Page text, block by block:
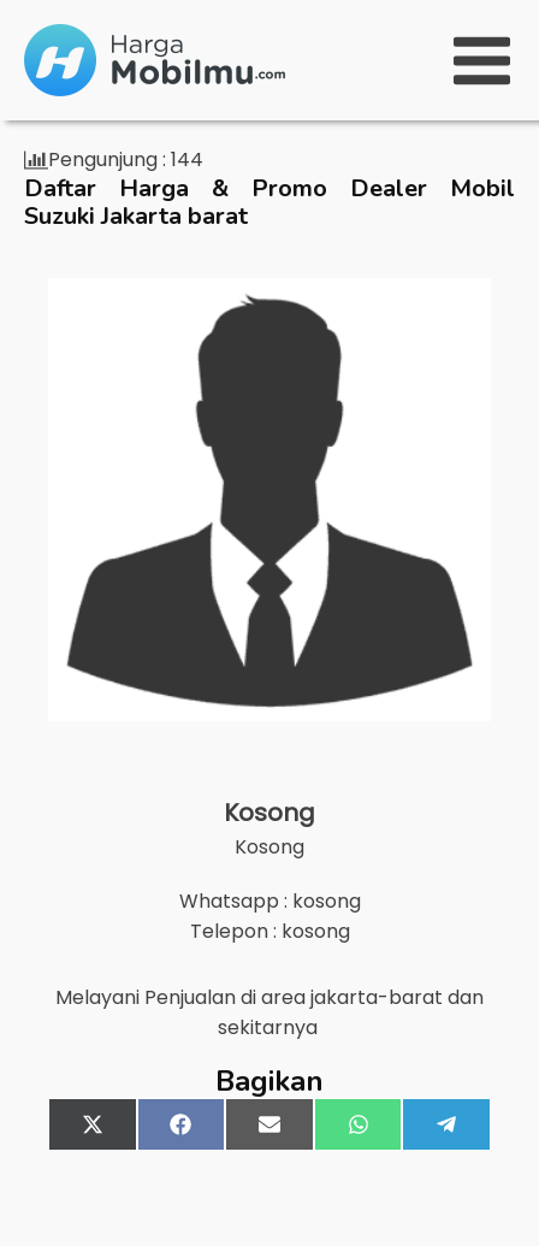
Pengunjung : 144
Daftar Harga & Promo Dealer Mobil
Suzuki Jakarta barat
Kosong
Kosong
Whatsapp : kosong
Telepon : kosong
Melayani Penjualan di areajakarta-barat dan
sekitarnya
Bagikan
Share
on
X
(Twitter)
Share
on
FacebookShare
on
Email Share
on
WhatsApp
on